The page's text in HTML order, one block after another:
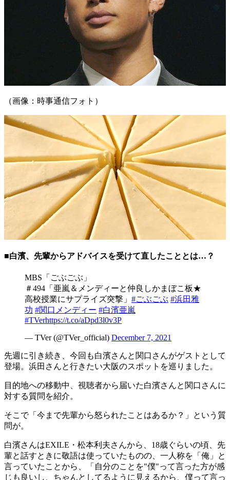
（画像：時事通信フォト）
■白濱、先輩からアドバイスを受けて直したこととは…？
MBS「ごぶごぶ」
＃494「亜嵐＆メンディーと仲良しかまぼこ板★
高校授業にサプライズ突撃」 #ごぶごぶ #浜田雅
功 #関口メンディー #白濱亜嵐
#TVerhttps://t.co/aDpd3l0v3P
— TVer (@TVer_official) December 7, 2021
先週に引き続き、今回も白濱さんと関口さんがゲストとして
登場。浜田さんと行きたい大阪のスポットを巡りました。
目的地への移動中、視聴者から届いた白濱さんと関口さんに
対する質問を紹介。
そこで「今まで先輩から怒られたことはあるか？」という質
問が。
白濱さんはEXILE・松本利夫さんから、18歳ぐらいの頃、先
輩と話すときに敬語は使っていたものの、一人称を「俺」と
言っていたことから、「自分のことを"僕"って言った方が感
じも良いし、ちゃんとしてるように見えるから、僕って言っ